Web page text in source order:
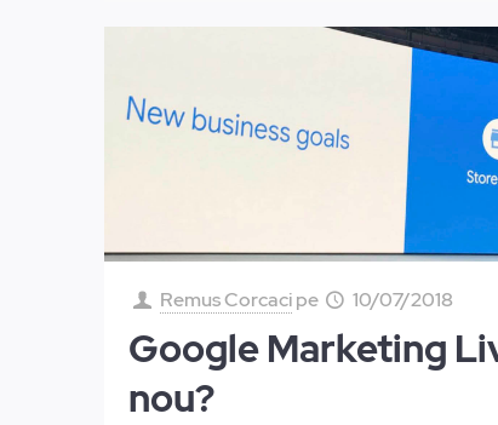
Remus Corcaci pe 10/07/2018
Google Marketing
nou?